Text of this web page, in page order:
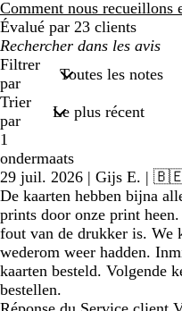
avis
Comment nous recueillons
Évalué par 23 clients
Mes
recherches
Filtrer
par
Trier
par
1
ondermaats
29 juil. 2026 | Gijs E. | 🇧🇪
De kaarten hebben bijna
prints door onze print
fout van de drukker is. We
wederom weer hadden.
kaarten besteld. Volgende
bestellen.